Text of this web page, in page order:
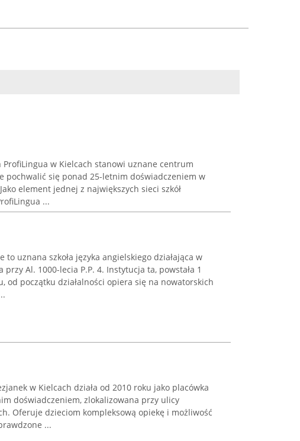
ProfiLingua w Kielcach stanowi uznane centrum
pochwalić się ponad 25-letnim doświadczeniem w
element jednej z największych sieci szkół
...
to uznana szkoła języka angielskiego działająca w
przy Al. 1000-lecia P.P. 4. Instytucja ta, powstała 1
od początku działalności opiera się na nowatorskich
w Kielcach działa od 2010 roku jako placówka
doświadczeniem, zlokalizowana przy ulicy
Oferuje dzieciom kompleksową opiekę i możliwość
...